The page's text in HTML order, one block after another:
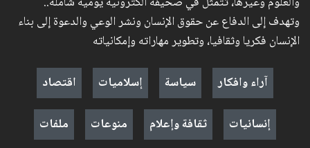
وتهدف إلى الدفاع عن حقوق الإنسان ونشر الوعي والدعوة إلى بناء
الإنسان فكريا وثقافيا، وتطوير مهاراته وإمكانياته
آراء وافكار
سياسة إسلاميات
اقتصاد
إنسانيات
ثقافة وإعلام منوعات ملفات